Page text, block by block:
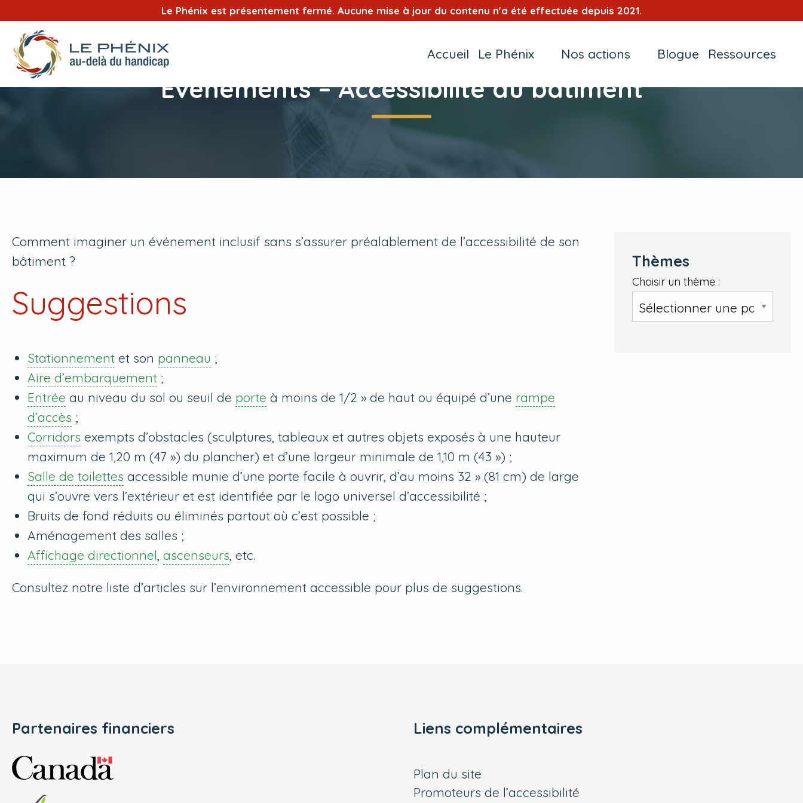
Le Phénix est présentement fermé. Aucune mise à jour du contenu n'a été effectuée depuis 2021.
Accueil Le Phénix Nos actions Blogue Ressources
Événements – Accessibilité du bâtiment
Comment imaginer un événement inclusif sans s’assurer préalablement de l’accessibilité de son
bâtiment ?
Suggestions
Stationnementet son panneau ;
Aire d’embarquement;
Entrée au niveau du sol ou seuil de porte à moins de 1/2 » de haut ou équipé d’une rampe
d’accès ;
Corridors exempts d’obstacles (sculptures, tableaux et autres objets exposés à une hauteur
maximum de 1,20 m (47 ») du plancher) et d’une largeur minimale de 1,10 m (43 ») ;
Salle de toilettes accessible munie d’une porte facile à ouvrir, d’au moins 32 » (81 cm) de large
qui s’ouvre vers l’extérieur et est identifiée par le logo universel d’accessibilité ;
Bruits de fond réduits ou éliminés partout où c’est possible ;
Aménagement des salles ;
Affichage directionnel ascenseurs , etc.
Consultez notre liste d’articles sur l’environnement accessible pour plus de suggestions.
Thèmes
Choisir un thème :
Partenaires financiers Liens complémentaires
Plan du site
Promoteurs de l’accessibilité